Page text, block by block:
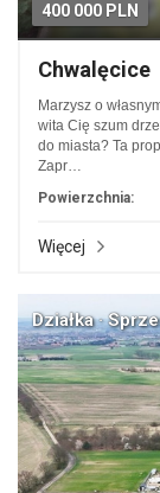
400 000 PLN
Chwalęcice
Marzysz o
wita Cię szum
do miasta? Ta
Zapr…
Powierzchnia:
Więcej
Działka ·